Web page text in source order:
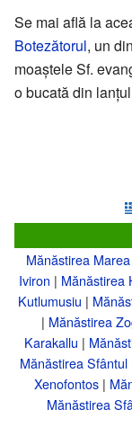
Se mai află la
Botezătorul, un
moaştele Sf.
o bucată din
Mănăstirea
Iviron | Mănăstirea
Kutlumusiu |
| Mănăstirea
Karakallu |
Mănăstirea Sfântul
Xenofontos|
Mănăstirea